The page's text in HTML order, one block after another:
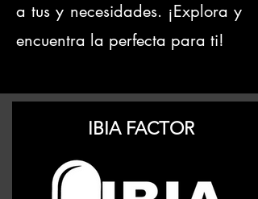
a tus y necesidades. ¡Explora y
encuentra la perfecta para ti!
IBIA FACTOR